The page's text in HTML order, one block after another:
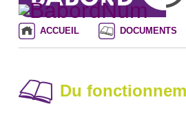
ACCUEIL DOCUMENTS
Du